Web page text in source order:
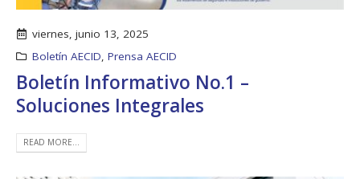
viernes, junio 13, 2025
Boletín AECID, Prensa AECID
Boletín Informativo No.1 –
Soluciones Integrales
READ MORE...